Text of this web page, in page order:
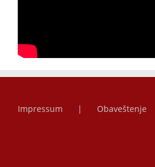
Impressum Obaveštenje